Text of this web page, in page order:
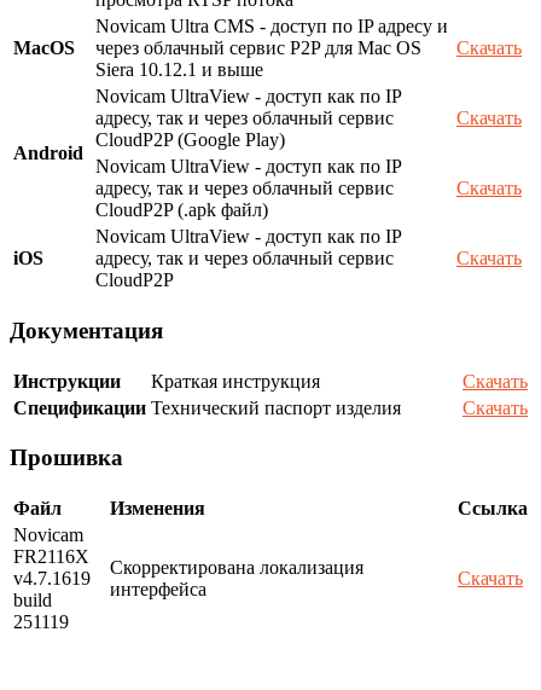
MacOS
Novicam Ultra CMS - доступ по IP адресу и
через облачный сервис P2P для Mac OS
Siera 10.12.1 и выше
Скачать
Android
Novicam UltraView - доступ как по IP
адресу, так и через облачный сервис
CloudP2P (Google Play)
Скачать
Novicam UltraView - доступ как по IP
адресу, так и через облачный сервис
CloudP2P (.apk файл)
Скачать
iOS
Novicam UltraView - доступ как по IP
адресу, так и через облачный сервис
CloudP2P
Скачать
Документация
Инструкции Краткая инструкция
Скачать
Спецификации Технический паспорт изделия Скачать
Прошивка
Файл Изменения
Ссылка
Novicam
FR2116X
v4.7.1619
build
251119
Скорректирована локализация
интерфейса
Скачать